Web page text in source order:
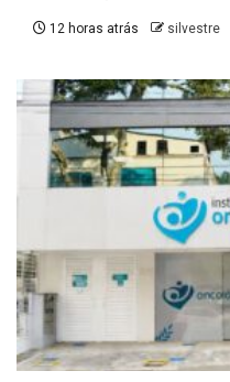
12 horas atrás silvestre